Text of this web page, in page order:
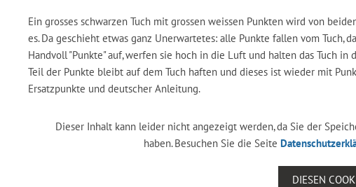
Ein grosses schwarzen Tuch mit grossen weissen Punkten wird von
es. Da geschieht etwas ganz Unerwartetes: alle Punkte fallen vom
Handvoll "Punkte" auf, werfen sie hoch in die Luft und halten das Tuch
Teil der Punkte bleibt auf dem Tuch haften und dieses ist wieder mit
Ersatzpunkte und deutscher Anleitung.
Dieser Inhalt kann leider nicht angezeigt werden, da Sie der
haben. Besuchen Sie die Seite
DIESEN